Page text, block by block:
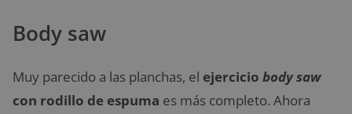
Body saw
Muy parecido a las planchas, el ejercicio body saw
con rodillo de espuma es más completo. Ahora